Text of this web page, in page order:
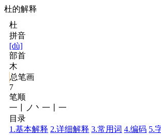
杜的解释
杜
拼音
[dù]
部首
木
总笔画
7
笔顺
一丨ノ丶一丨一
目录
1.基本解释 2.详细解释 3.常用词 4.编码 5.